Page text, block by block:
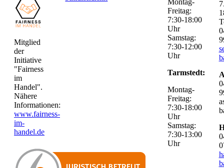
Mitglied
der
Initiative
"Fairness
im
Handel".
Nähere
Informationen:
www.fairness-
im-
handel.de
Freitag:
7:30-18:00
Uhr
Samstag:
7:30-12:00
Uhr
Tarmstedt:
Montag-
Freitag:
7:30-18:00
Uhr
Samstag:
7:30-13:00
Uhr